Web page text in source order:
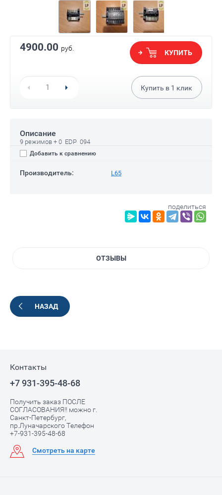
4900.00 руб.
КУПИТЬ
Купить в 1 клик
Описание
9 режимов + 0 EDP 094
Добавить к сравнению
Производитель: L65
поделиться
ОТЗЫВЫ
НАЗАД
Контакты
+7 931-395-48-68
Получить заказ ПОСЛЕ
СОГЛАСОВАНИЯ!! можно г.
Санкт-Петербург,
пр.Луначарского Телефон
+7-931-395-48-68
Смотреть на карте